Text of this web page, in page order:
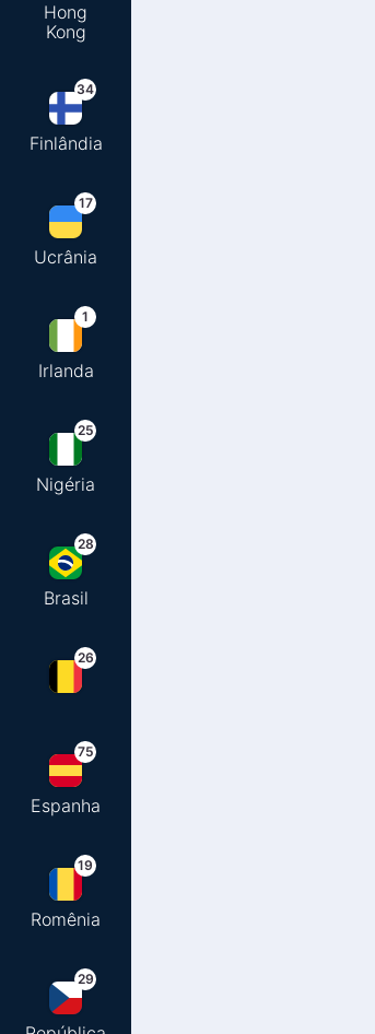
Hong
Kong
34
Finlândia
17
Ucrânia
1
Irlanda
25
Nigéria
28
Brasil
26
75
Espanha
19
Romênia
29